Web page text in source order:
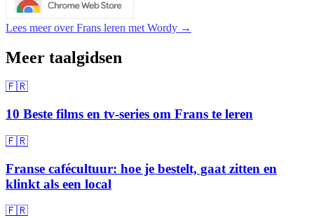
Lees meer over Frans leren met Wordy →
Meer taalgidsen
🇫🇷
10 Beste films en tv-series om Frans te leren
🇫🇷
Franse cafécultuur: hoe je bestelt, gaat zitten en
klinkt als een local
🇫🇷